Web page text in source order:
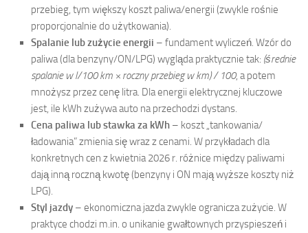
przebieg, tym większy koszt paliwa/energii (zwykle rośnie
proporcjonalnie do użytkowania).
Spalanie lub zużycie energii – fundament wyliczeń. Wzór do
paliwa (dla benzyny/ON/LPG) wygląda praktycznie tak: (średnie
spalanie w l/100 km × roczny przebieg w km) / 100, a potem
mnożysz przez cenę litra. Dla energii elektrycznej kluczowe
jest, ile kWh zużywa auto na przechodzi dystans.
Cena paliwa lub stawka za kWh – koszt „tankowania/
ładowania” zmienia się wraz z cenami. W przykładach dla
konkretnych cen z kwietnia 2026 r. różnice między paliwami
dają inną roczną kwotę (benzyny i ON mają wyższe koszty niż
LPG).
Styl jazdy – ekonomiczna jazda zwykle ogranicza zużycie. W
praktyce chodzi m.in. o unikanie gwałtownych przyspieszeń i